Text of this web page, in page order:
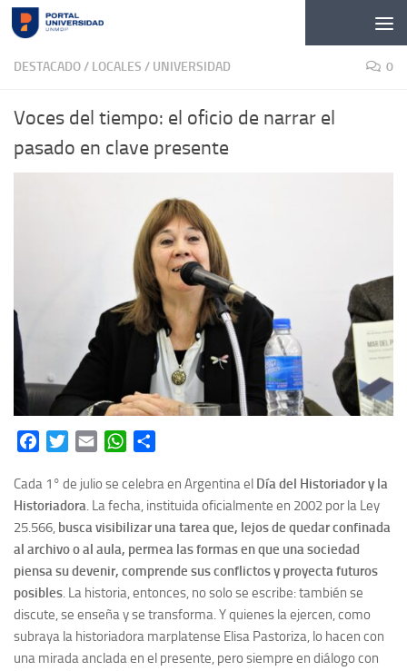
Skip to content
DESTACADO/ LOCALES / UNIVERSIDAD 0
Voces del tiempo: el oficio de narrar el
pasado en clave presente
FacebookTwitterEmail WhatsApp
Cada 1° de julio se celebra en Argentina el Día del Historiador y la
Historiadora. La fecha, instituida oficialmente en 2002 por la Ley
25.566, busca visibilizar una tarea que, lejos de quedar confinada
al archivo o al aula, permea las formas en que una sociedad
piensa su devenir, comprende sus conflictos y proyecta futuros
posibles. La historia, entonces, no solo se escribe: también se
discute, se enseña y se transforma. Y quienes la ejercen, como
subraya la historiadora marplatense Elisa Pastoriza, lo hacen con
una mirada anclada en el presente, pero siempre en diálogo con